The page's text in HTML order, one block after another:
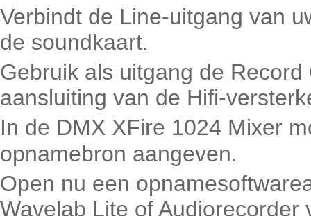
Verbindt de Line-uitgang van
de soundkaart.
Gebruik als uitgang de
aansluiting van de Hifi-
In de DMX XFire 1024 Mixer
opnamebron aangeven.
Open nu een
Wavelab Lite of Audiorecorder